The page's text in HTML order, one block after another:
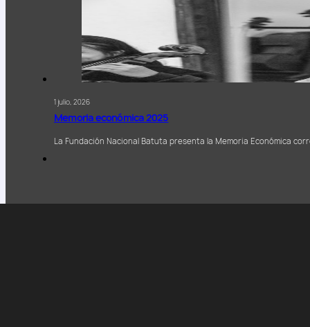
1 julio, 2026
Memoria económica 2025
La Fundación Nacional Batuta presenta la Memoria Económica